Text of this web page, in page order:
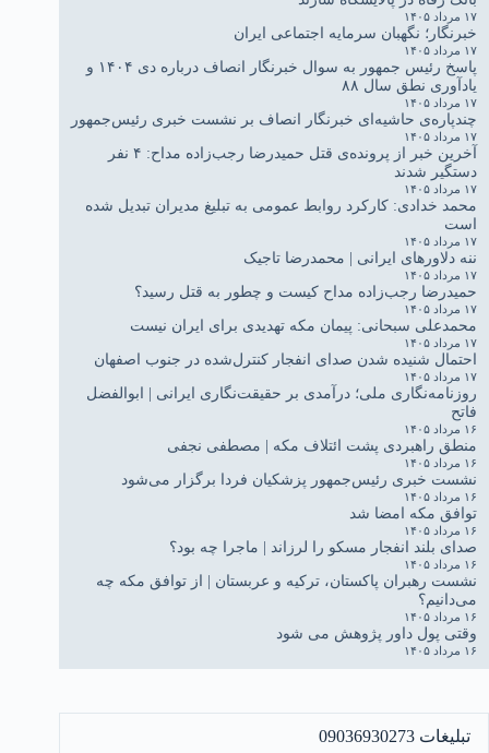
۱۷ مرداد ۱۴۰۵
خبرنگار؛ نگهبان سرمایه اجتماعی ایران
۱۷ مرداد ۱۴۰۵
پاسخ رئیس جمهور به سوال خبرنگار انصاف درباره دی ۱۴۰۴ و
یادآوری نطق سال ۸۸
۱۷ مرداد ۱۴۰۵
چندپاره‌ی حاشیه‌ای خبرنگار انصاف بر نشست خبری رئیس‌جمهور
۱۷ مرداد ۱۴۰۵
آخرین خبر از پرونده‌ی قتل حمیدرضا رجب‌زاده مداح: ۴ نفر
دستگیر شدند
۱۷ مرداد ۱۴۰۵
محمد خدادی: کارکرد روابط عمومی به تبلیغ مدیران تبدیل شده
است
۱۷ مرداد ۱۴۰۵
ننه دلاورهای ایرانی | محمدرضا تاجیک
۱۷ مرداد ۱۴۰۵
حمیدرضا رجب‌زاده مداح کیست و چطور به قتل رسید؟
۱۷ مرداد ۱۴۰۵
محمدعلی سبحانی: پیمان مکه تهدیدی برای ایران نیست
۱۷ مرداد ۱۴۰۵
احتمال شنیده شدن صدای انفجار کنترل‌شده در جنوب اصفهان
۱۷ مرداد ۱۴۰۵
روزنامه‌نگاری ملی؛ درآمدی بر حقیقت‌نگاری ایرانی | ابوالفضل
فاتح
۱۶ مرداد ۱۴۰۵
منطق راهبردی پشت ائتلاف مکه | مصطفی نجفی
۱۶ مرداد ۱۴۰۵
نشست خبری رئیس‌جمهور پزشکیان فردا برگزار می‌شود
۱۶ مرداد ۱۴۰۵
توافق مکه امضا شد
۱۶ مرداد ۱۴۰۵
صدای بلند انفجار مسکو را لرزاند | ماجرا چه بود؟
۱۶ مرداد ۱۴۰۵
نشست رهبران پاکستان، ترکیه و عربستان | از توافق مکه چه
می‌دانیم؟
۱۶ مرداد ۱۴۰۵
وقتی پول داور پژوهش می شود
۱۶ مرداد ۱۴۰۵
تبلیغات 09036930273